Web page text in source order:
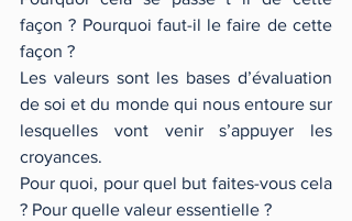
façon ? Pourquoi faut-il le faire de cette
façon ?
Les valeurs sont les bases d’évaluation
de soi et du monde qui nous entoure sur
lesquelles vont venir s’appuyer les
croyances.
Pour quoi, pour quel but faites-vous cela
? Pour quelle valeur essentielle ?